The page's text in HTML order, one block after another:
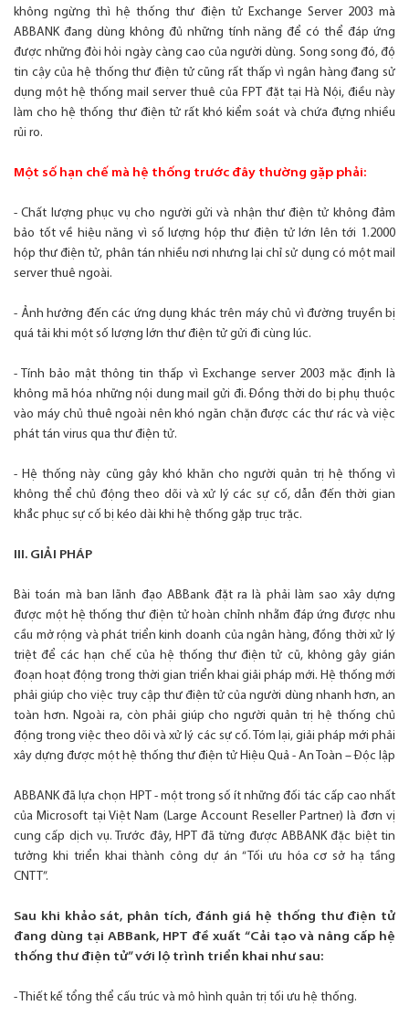
không ngừng thì hệ thống thư điện tử Exchange Server 2003 mà
ABBANK đang dùng không đủ những tính năng để có thể đáp ứng
được những đòi hỏi ngày càng cao của người dùng. Song song đó, độ
tin cậy của hệ thống thư điện tử cũng rất thấp vì ngân hàng đang sử
dụng một hệ thống mail server thuê của FPT đặt tại Hà Nội, điều này
làm cho hệ thống thư điện tử rất khó kiểm soát và chứa đựng nhiều
rủi ro.
Một số hạn chế mà hệ thống trước đây thường gặp phải:
- Chất lượng phục vụ cho người gửi và nhận thư điện tử không đảm
bảo tốt về hiệu năng vì số lượng hộp thư điện tử lớn lên tới 1.2000
hộp thư điện tử, phân tán nhiều nơi nhưng lại chỉ sử dụng có một mail
server thuê ngoài.
- Ảnh hưởng đến các ứng dụng khác trên máy chủ vì đường truyền bị
quá tải khi một số lượng lớn thư điện tử gửi đi cùng lúc.
- Tính bảo mật thông tin thấp vì Exchange server 2003 mặc định là
không mã hóa những nội dung mail gửi đi. Đồng thời do bị phụ thuộc
vào máy chủ thuê ngoài nên khó ngăn chặn được các thư rác và việc
phát tán virus qua thư điện tử.
- Hệ thống này cũng gây khó khăn cho người quản trị hệ thống vì
không thể chủ động theo dõi và xử lý các sự cố, dẫn đến thời gian
khắc phục sự cố bị kéo dài khi hệ thống gặp trục trặc.
III. GIẢI PHÁP
Bài toán mà ban lãnh đạo ABBank đặt ra là phải làm sao xây dựng
được một hệ thống thư điện tử hoàn chỉnh nhằm đáp ứng được nhu
cầu mở rộng và phát triển kinh doanh của ngân hàng, đồng thời xử lý
triệt để các hạn chế của hệ thống thư điện tử cũ, không gây gián
đoạn hoạt động trong thời gian triển khai giải pháp mới. Hệ thống mới
phải giúp cho việc truy cập thư điện tử của người dùng nhanh hơn, an
toàn hơn. Ngoài ra, còn phải giúp cho người quản trị hệ thống chủ
động trong việc theo dõi và xử lý các sự cố. Tóm lại, giải pháp mới phải
xây dựng được một hệ thống thư điện tử Hiệu Quả - An Toàn – Độc lập
ABBANK đã lựa chọn HPT - một trong số ít những đối tác cấp cao nhất
của Microsoft tại Việt Nam (Large Account Reseller Partner) là đơn vị
cung cấp dịch vụ. Trước đây, HPT đã từng được ABBANK đặc biệt tin
tưởng khi triển khai thành công dự án “Tối ưu hóa cơ sở hạ tầng
CNTT”.
Sau khi khảo sát, phân tích, đánh giá hệ thống thư điện tử
đang dùng tại ABBank, HPT đề xuất “Cải tạo và nâng cấp hệ
thống thư điện tử” với lộ trình triển khai như sau:
- Thiết kế tổng thể cấu trúc và mô hình quản trị tối ưu hệ thống.